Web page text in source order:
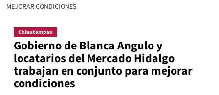
MEJORAR CONDICIONES
Chiautempan
Gobierno de Blanca Angulo y
locatarios del Mercado Hidalgo
trabajan en conjunto para mejorar
condiciones